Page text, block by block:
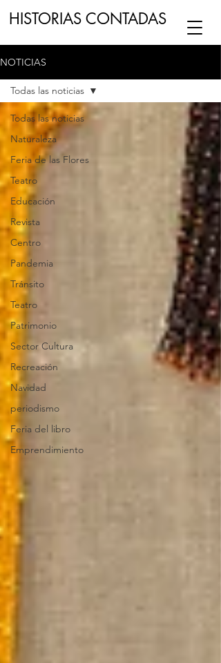
HISTORIAS CONTADAS
NUESTRO CANAL DE
ESCRIBENOS
NOTICIAS
Todas las noticias
Naturaleza
Feria de las Flores
Teatro
Educación
Revista
Centro
Pandemia
Tránsito
Teatro
Patrimonio
Sector Cultura
Recreación
Navidad
periodismo
Feria del libro
Emprendimiento
Todas las noticias